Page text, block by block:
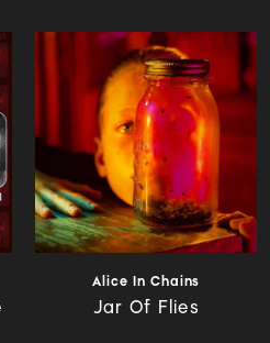
Alice In Chains
Jar Of Flies